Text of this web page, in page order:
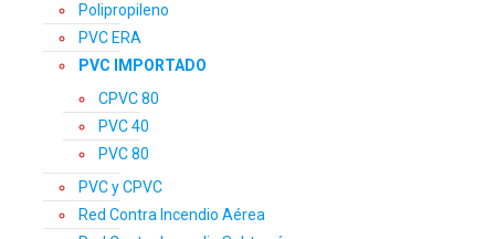
Polipropileno
PVC ERA
PVC IMPORTADO
CPVC 80
PVC 40
PVC 80
PVC y CPVC
Red Contra Incendio Aérea